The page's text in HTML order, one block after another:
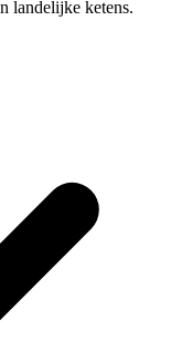
landelijke ketens.